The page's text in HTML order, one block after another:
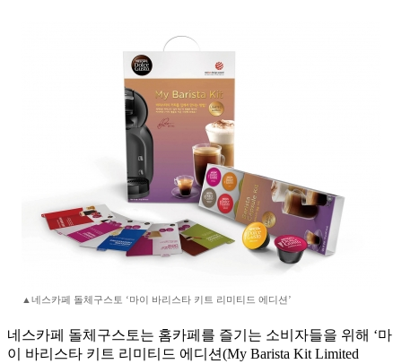
▲네스카페 돌체구스토 ‘마이 바리스타 키트 리미티드 에디션’
네스카페 돌체구스토는 홈카페를 즐기는 소비자들을 위해 ‘마
이 바리스타 키트 리미티드 에디션(My Barista Kit Limited